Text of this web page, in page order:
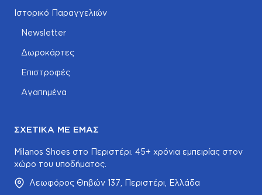
Ιστορικό Παραγγελιών
Newsletter
Δωροκάρτες
Επιστροφές
Αγαπημένα
ΣΧΕΤΙΚΆ ΜΕ ΕΜΆΣ
Milanos Shoes στο Περιστέρι. 45+ χρόνια εμπειρίας στον
χώρο του υποδήματος.
Λεωφόρος Θηβών 137, Περιστέρι, Ελλάδα